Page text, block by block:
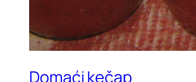
Domaći kečap